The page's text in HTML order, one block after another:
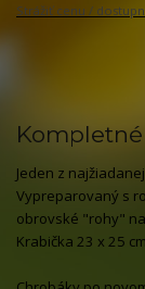
Strážiť cenu /
Jeden z
Vypreparovaný s
obrovské "rohy"
Krabička 23 x 25 cm